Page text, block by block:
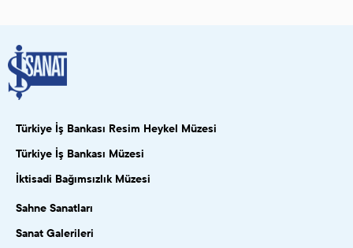
Türkiye İş Bankası Resim Heykel Müzesi
Türkiye İş Bankası Müzesi
İktisadi Bağımsızlık Müzesi
Sahne Sanatları
Sanat Galerileri